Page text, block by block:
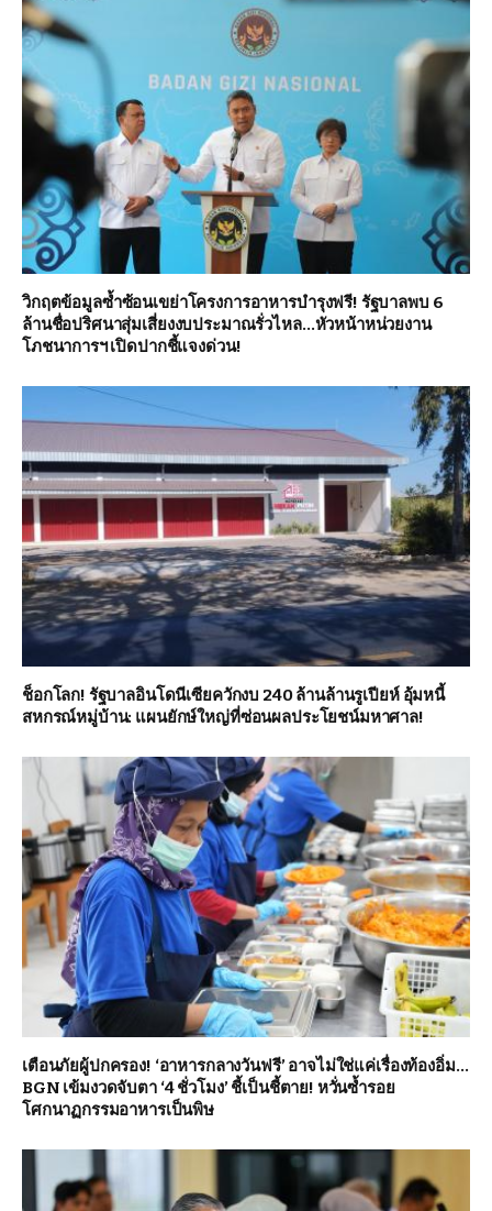
วิกฤตข้อมูลซ้ำซ้อนเขย่าโครงการอาหารบำรุงฟรี! รัฐบาลพบ 6
ล้านชื่อปริศนาสุ่มเสี่ยงงบประมาณรั่วไหล…หัวหน้าหน่วยงาน
โภชนาการฯ เปิดปากชี้แจงด่วน!
ช็อกโลก! รัฐบาลอินโดนีเซียควักงบ 240 ล้านล้านรูเปียห์ อุ้มหนี้
สหกรณ์หมู่บ้าน: แผนยักษ์ใหญ่ที่ซ่อนผลประโยชน์มหาศาล!
เตือนภัยผู้ปกครอง! ‘อาหารกลางวันฟรี’ อาจไม่ใช่แค่เรื่องท้องอิ่ม…
BGN เข้มงวดจับตา ‘4 ชั่วโมง’ ชี้เป็นชี้ตาย! หวั่นซ้ำรอย
โศกนาฏกรรมอาหารเป็นพิษ